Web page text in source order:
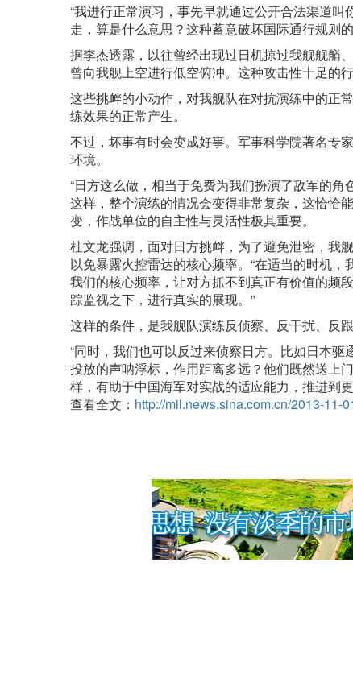
“我进行正常演习，事先早就通过公开合法渠道
走，算是什么意思？这种蓄意破坏国际通行规则
据李杰透露，以往曾经出现过日机掠过我舰舰艏
曾向我舰上空进行低空俯冲。这种攻击性十足的
这些挑衅的小动作，对我舰队在对抗演练中的正
练效果的正常产生。
不过，坏事有时会变成好事。军事科学院著名专
环境。
“日方这么做，相当于免费为我们扮演了敌军的
这样，整个演练的情况会变得非常复杂，这恰恰
变，作战单位的自主性与灵活性极其重要。
杜文龙强调，面对日方挑衅，为了避免泄密，我
以免暴露火控雷达的核心频率。“在适当的时机
我们的核心频率，让对方抓不到真正有价值的频
踪监视之下，进行真实的展现。”
这样的条件，是我舰队演练反侦察、反干扰、反
“同时，我们也可以反过来侦察日方。比如日本
投放的声呐浮标，作用距离多远？他们既然送上
样，有助于中国海军对实战的适应能力，推进
查看全文： http://mil.news.sina.com.cn/2013-11-